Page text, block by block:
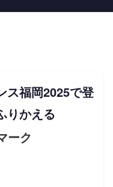
ス福岡2025で登
りかえる